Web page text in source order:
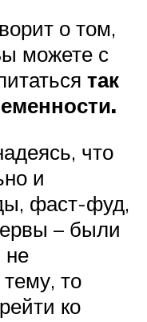
о том,
можете с
так
что
и
фаст-фуд,
– были
то
ко